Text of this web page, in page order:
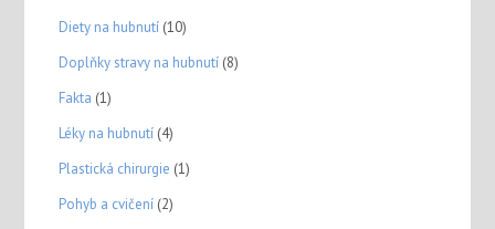
Diety na hubnutí(10)
Doplňky stravy na hubnutí(8)
Fakta (1)
Léky na hubnutí(4)
Plastická chirurgie (1)
Pohyb a cvičení(2)